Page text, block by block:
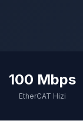
100 Mbps
EtherCAT Hizi